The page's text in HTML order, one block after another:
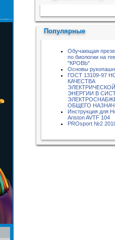
Популярные
Обучающая
по биологии на
"КРОВЬ"
Основы
ГОСТ 13109-97
КАЧЕСТВА
ЭЛЕКТРИЧЕСКОЙ
ЭНЕРГИИ В
ОБЩЕГО
Инструкция для
Ariston AVTF 104
PROsport №2